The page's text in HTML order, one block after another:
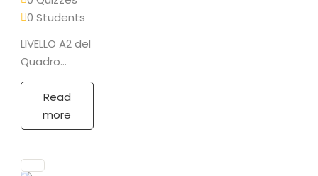
0 Students
LIVELLO A2 del
Quadro
comune
europeo di
riferimento
(QCER)
Livello A1 : i
Read
more